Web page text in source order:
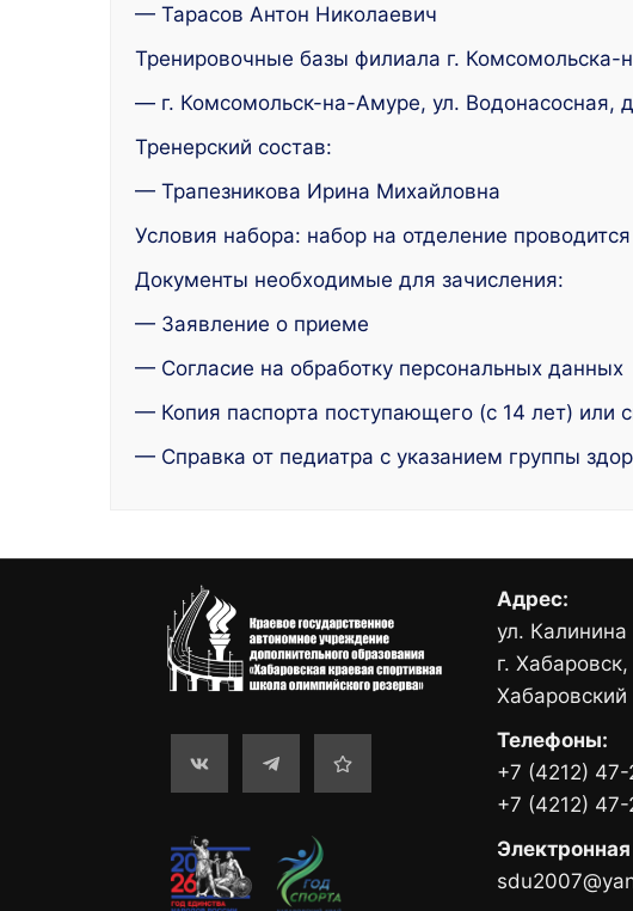
— Тарасов Антон Николаевич
Тренировочные базы филиала г. Комсомольска-
— г. Комсомольск-на-Амуре, ул. Водонасосная,
Тренерский состав:
— Трапезникова Ирина Михайловна
Условия набора: набор на отделение проводится
Документы необходимые для зачисления:
— Заявление о приеме
— Согласие на обработку персональных данных
— Копия паспорта поступающего (с 14 лет) или
— Справка от педиатра с указанием группы
Адрес:
ул.
г. Хабаровск,
Хабаровский
Телефоны:
+7 (4212) 47-
+7 (4212)